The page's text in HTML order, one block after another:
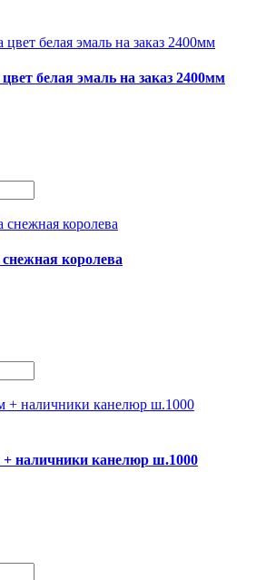
белая эмаль на заказ 2400мм
королева
+ наличники канелюр ш.1000